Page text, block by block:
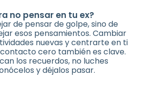
no pensar en tu ex?
de pensar de golpe, sino de
esos pensamientos. Cambiar
nuevas y centrarte en ti
contacto cero también es clave.
los recuerdos, no luches
y déjalos pasar.